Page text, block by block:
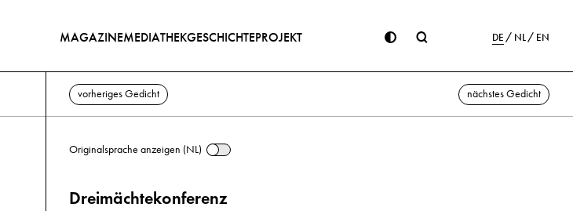
MAGAZINEMEDIATHEKGESCHICHTEPROJEKT DE NL EN
vorheriges Gedicht nächstes Gedicht
Originalsprache anzeigen (NL)
Dreimächtekonferenz